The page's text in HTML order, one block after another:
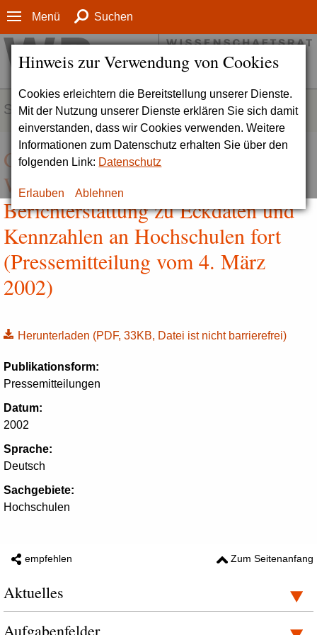
Hinweis zur Verwendung von Cookies
Cookies erleichtern die Bereitstellung unserer Dienste.
Mit der Nutzung unserer Dienste erklären Sie sich damit
einverstanden, dass wir Cookies verwenden. Weitere
Informationen zum Datenschutz erhalten Sie über den
folgenden Link: Datenschutz
Erlauben Ablehnen
Menü Suchen
SERVICE
Geschäftsstelle des
Wissenschaftsrates setzt
Berichterstattung zu Eckdaten und
Kennzahlen an Hochschulen fort
(Pressemitteilung vom 4. März
2002)
Herunterladen (PDF, 33KB, Datei ist nicht barrierefrei)
Publikationsform:
Pressemitteilungen
Datum:
2002
Sprache:
Deutsch
Sachgebiete:
Hochschulen
empfehlen Zum Seitenanfang
Aktuelles
Aufgabenfelder